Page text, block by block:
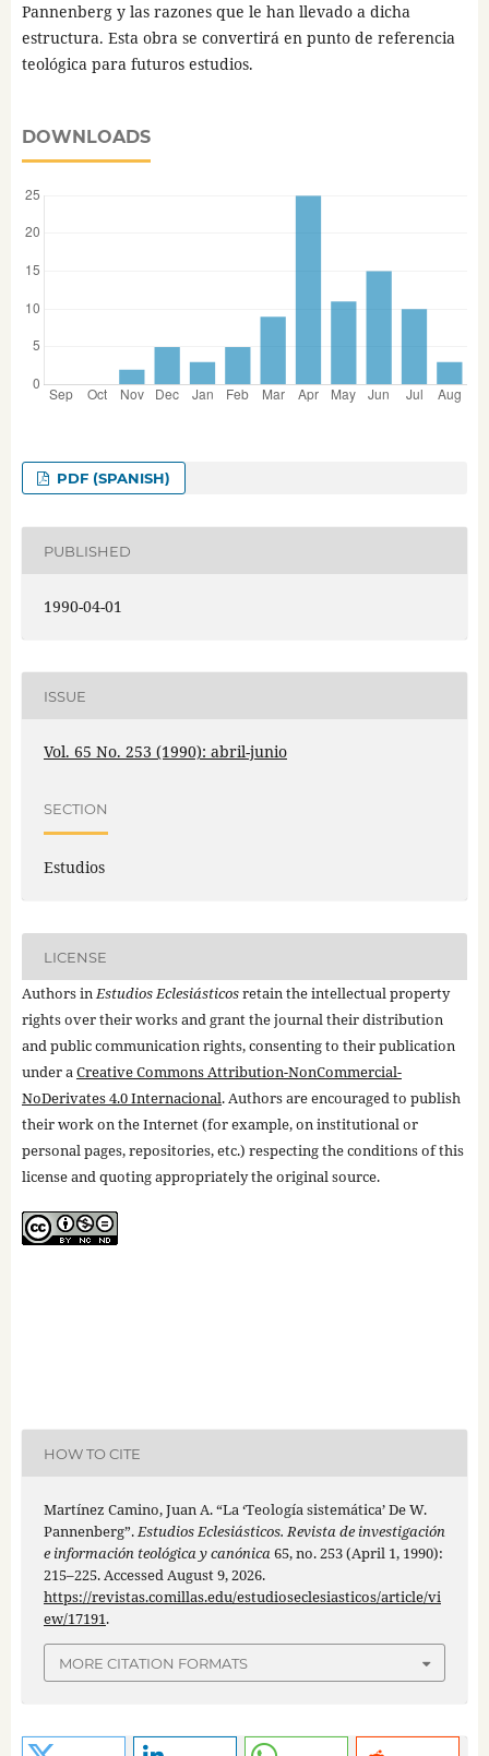
Pannenberg y las razones que le han llevado a dicha
estructura. Esta obra se convertirá en punto de referencia
teológica para futuros estudios.
DOWNLOADS
PDF (SPANISH)
PUBLISHED
1990-04-01
ISSUE
Vol. 65 No. 253 (1990): abril-junio
SECTION
Estudios
LICENSE
Authors inEstudios Eclesiásticosretain the intellectual property
rights over their works and grant the journal their distribution
and public communication rights, consenting to their publication
under aCreative Commons Attribution-NonCommercial-
NoDerivates 4.0 Internacional. Authors are encouraged to publish
their work on the Internet (for example, on institutional or
personal pages, repositories, etc.) respecting the conditions of this
license and quoting appropriately the original source.
HOW TO CITE
Martínez Camino, Juan A. “La ‘Teología sistemática’ De W.
Pannenberg”.Estudios Eclesiásticos. Revista de investigación
e información teológica y canónica65, no. 253 (April 1, 1990):
215–225. Accessed August 9, 2026.
https://revistas.comillas.edu/estudioseclesiasticos/article/vi
ew/17191.
MORE CITATION FORMATS